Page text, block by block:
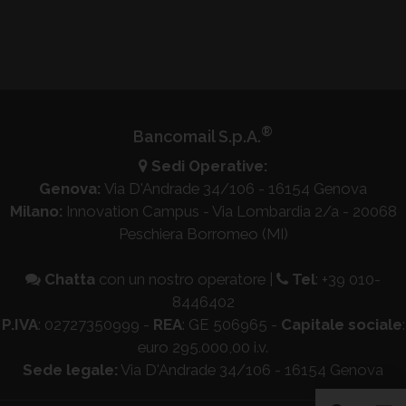
Bancomail S.p.A.®
Sedi Operative:
Genova: Via D'Andrade 34/106 - 16154 Genova
Milano: Innovation Campus - Via Lombardia 2/a - 20068
Peschiera Borromeo (MI)
Chatta con un nostro operatore Tel: +39 010-
8446402
P.IVA: 02727350999 - REA: GE 506965 - Capitale sociale:
euro 295.000,00 i.v.
Sede legale: Via D'Andrade 34/106 - 16154 Genova